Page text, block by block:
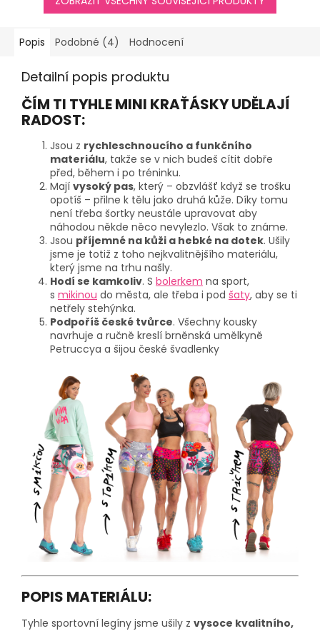
Popis Podobné (4) Hodnocení
Detailní popis produktu
ČÍM TI TYHLE MINI KRAŤÁSKY UDĚLAJÍ
RADOST:
Jsou z rychleschnoucího a funkčního
materiálu, takže se v nich budeš cítit dobře
před, během i po tréninku.
Mají vysoký pas, který – obzvlášť když se trošku
opotíš – přilne k tělu jako druhá kůže. Díky tomu
není třeba šortky neustále upravovat aby
náhodou někde něco nevylezlo. Však to známe.
Jsou příjemné na kůži a hebké na dotek. Ušily
jsme je totiž z toho nejkvalitnějšího materiálu,
který jsme na trhu našly.
Hodí se kamkoliv. S bolerkem na sport,
s mikinou do města, ale třeba i pod šaty, aby se ti
netřely stehýnka.
Podpoříš české tvůrce. Všechny kousky
navrhuje a ručně kreslí brněnská umělkyně
Petruccya a šijou české švadlenky
POPIS MATERIÁLU:
Tyhle sportovní legíny jsme ušily z vysoce kvalitního,